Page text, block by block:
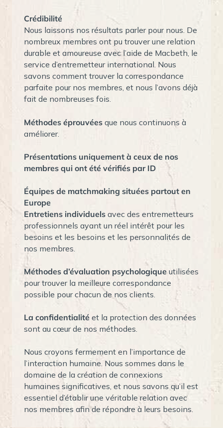
Crédibilité
Nous laissons nos résultats parler pour nous. De
nombreux membres ont pu trouver une relation
durable et amoureuse avec l’aide de Macbeth, le
service d’entremetteur international. Nous
savons comment trouver la correspondance
parfaite pour nos membres, et nous l’avons déjà
fait de nombreuses fois.
Méthodes éprouvées que nous continuons à
améliorer.
Présentations uniquement à ceux de nos
membres qui ont été vérifiés par ID
Équipes de matchmaking situées partout en
Europe
Entretiens individuels avec des entremetteurs
professionnels ayant un réel intérêt pour les
besoins et les besoins et les personnalités de
nos membres.
Méthodes d’évaluation psychologique utilisées
pour trouver la meilleure correspondance
possible pour chacun de nos clients.
La confidentialité et la protection des données
sont au cœur de nos méthodes.
Nous croyons fermement en l’importance de
l’interaction humaine. Nous sommes dans le
domaine de la création de connexions
humaines significatives, et nous savons qu’il est
essentiel d’établir une véritable relation avec
nos membres afin de répondre à leurs besoins.